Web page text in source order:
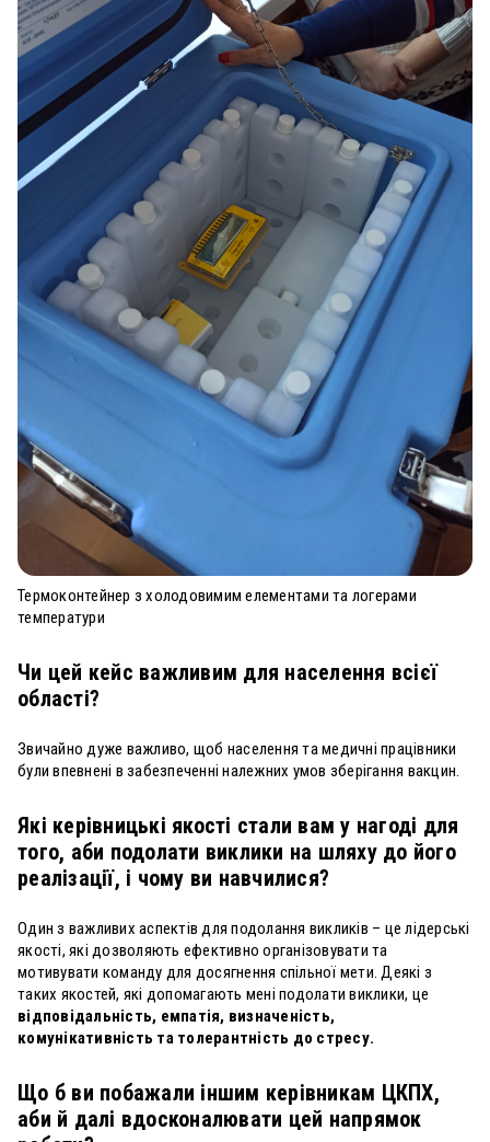
Термоконтейнер з холодовимим елементами та логерами
температури
Чи цей кейс важливим для населення всієї
області?
Звичайно дуже важливо, щоб населення та медичні працівники
були впевнені в забезпеченні належних умов зберігання вакцин.
Які керівницькі якості стали вам у нагоді для
того, аби подолати виклики на шляху до його
реалізації, і чому ви навчилися?
Один з важливих аспектів для подолання викликів – це лідерські
якості, які дозволяють ефективно організовувати та
мотивувати команду для досягнення спільної мети. Деякі з
таких якостей, які допомагають мені подолати виклики, це
відповідальність, емпатія, визначеність,
комунікативність та толерантність до стресу.
Що б ви побажали іншим керівникам ЦКПХ,
аби й далі вдосконалювати цей напрямок